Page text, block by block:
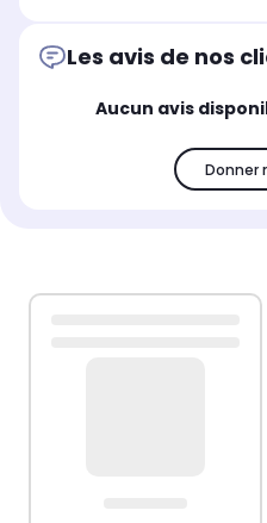
Les avis de nos
Aucun avis
Donner